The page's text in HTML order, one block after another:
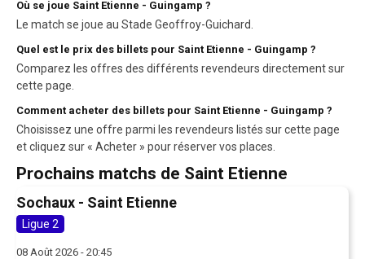
Où se joue Saint Etienne - Guingamp ?
Le match se joue au Stade Geoffroy-Guichard.
Quel est le prix des billets pour Saint Etienne - Guingamp ?
Comparez les offres des différents revendeurs directement sur
cette page.
Comment acheter des billets pour Saint Etienne - Guingamp ?
Choisissez une offre parmi les revendeurs listés sur cette page
et cliquez sur « Acheter » pour réserver vos places.
Prochains matchs de Saint Etienne
Sochaux - Saint Etienne
Ligue 2
08 Août 2026 - 20:45